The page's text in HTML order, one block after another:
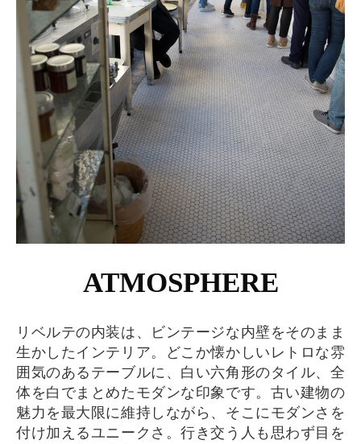
ATMOSPHERE
リベルテの内装は、ビンテージな内壁をそのまま
生かしたインテリア。どこか懐かしいレトロな雰
囲気のあるテーブルに、白い六角形のタイル、全
体を白でまとめたモダンな印象です。古い建物の
魅力を最大限に維持しながら、そこにモダンさを
付け加えるユニークさ。行き交う人も思わず目を